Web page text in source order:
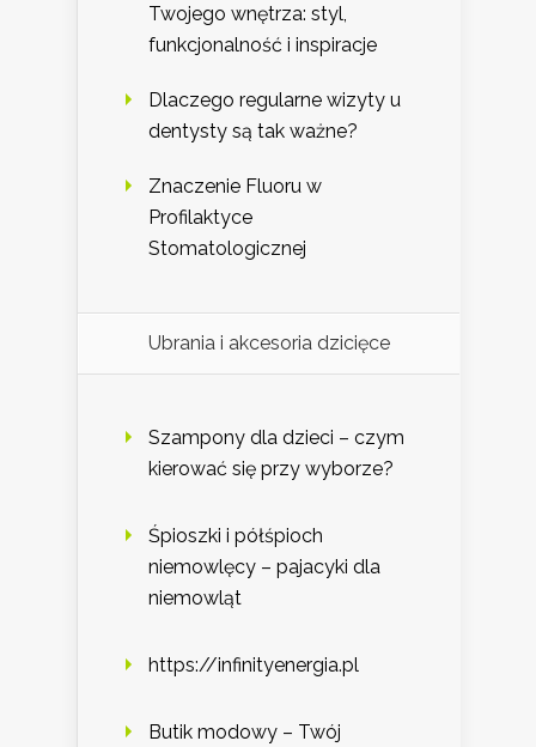
Twojego wnętrza: styl,
funkcjonalność i inspiracje
Dlaczego regularne wizyty u
dentysty są tak ważne?
Znaczenie Fluoru w
Profilaktyce
Stomatologicznej
Ubrania i akcesoria dzicięce
Szampony dla dzieci – czym
kierować się przy wyborze?
Śpioszki i półśpioch
niemowlęcy – pajacyki dla
niemowląt
https://infinityenergia.pl
Butik modowy – Twój